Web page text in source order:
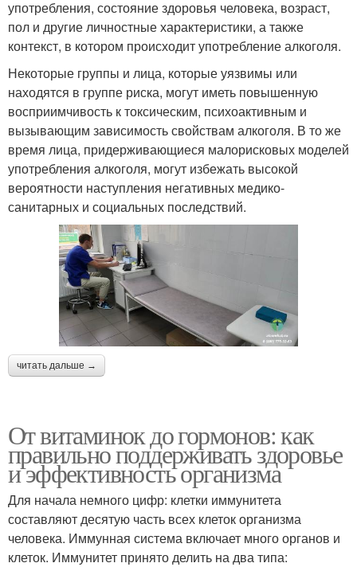
употребления, состояние здоровья человека, возраст,
пол и другие личностные характеристики, а также
контекст, в котором происходит употребление алкоголя.
Некоторые группы и лица, которые уязвимы или
находятся в группе риска, могут иметь повышенную
восприимчивость к токсическим, психоактивным и
вызывающим зависимость свойствам алкоголя. В то же
время лица, придерживающиеся малорисковых моделей
употребления алкоголя, могут избежать высокой
вероятности наступления негативных медико-
санитарных и социальных последствий.
читать дальше →
От витаминок до гормонов: как
правильно поддерживать здоровье
и эффективность организма
Для начала немного цифр: клетки иммунитета
составляют десятую часть всех клеток организма
человека. Иммунная система включает много органов и
клеток. Иммунитет принято делить на два типа: